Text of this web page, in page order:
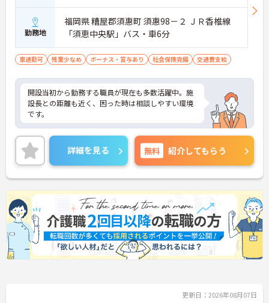
勤務地
福岡県 糟屋郡須惠町 須惠98－２ ＪＲ香椎線
「須恵中央駅」バス・車6分
車通勤可 残業少なめ ボーナス・賞与あり 社会保険完備 交通費支給
開設当初から勤務する職員が現在も多数活躍中。施
設長との距離も近く、困った時は相談しやすい環境
です。
詳細を見る 無料 紹介してもらう
更新日：2026年08月07日